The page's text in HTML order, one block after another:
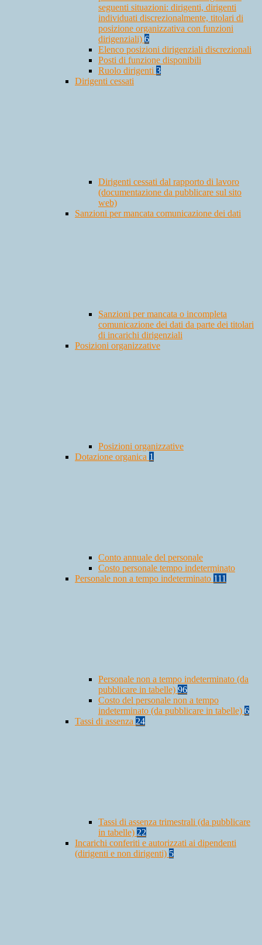
seguenti situazioni: dirigenti, dirigenti
individuati discrezionalmente, titolari di
posizione organizzativa con funzioni
dirigenziali) 6
Elenco posizioni dirigenziali discrezionali
Posti di funzione disponibili
Ruolo dirigenti 3
Dirigenti cessati
Dirigenti cessati dal rapporto di lavoro
(documentazione da pubblicare sul sito
web)
Sanzioni per mancata comunicazione dei dati
Sanzioni per mancata o incompleta
comunicazione dei dati da parte dei titolari
di incarichi dirigenziali
Posizioni organizzative
Posizioni organizzative
Dotazione organica 1
Conto annuale del personale
Costo personale tempo indeterminato
Personale non a tempo indeterminato 111
Personale non a tempo indeterminato (da
pubblicare in tabelle) 96
Costo del personale non a tempo
indeterminato (da pubblicare in tabelle) 6
Tassi di assenza 24
Tassi di assenza trimestrali (da pubblicare
in tabelle) 22
Incarichi conferiti e autorizzati ai dipendenti
(dirigenti e non dirigenti) 5